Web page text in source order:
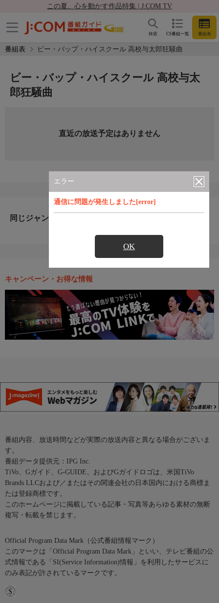
この夏、心を動かす作品特集 | J:COM TV
CS番組一覧 番組表
検索
番組表 ビー・バップ・ハイスクール 高校与太郎狂騒曲
エラー
通信に問題が発生しました[error]
OK
ビー・バップ・ハイスクール 高校与太
郎狂騒曲
直近の放送予定はありません
同じジャンルのおすすめ番組
キャンペーン・お得な情報
番組内容、放送時間などが実際の放送内容と異なる場合がございま
す。
番組データ提供元：IPG Inc.
TiVo、Gガイド、G-GUIDE、およびGガイドロゴは、米国TiVo
Brands LLCおよび／またはその関連会社の日本国内における商標ま
たは登録商標です。
このホームページに掲載している記事・写真等あらゆる素材の無断
複写・転載を禁じます。
Official Program Data Mark（公式番組情報マーク）
このマークは「Official Program Data Mark」といい、テレビ番組の公
式情報である「SI(Service Information)情報」を利用したサービスに
のみ表記が許されているマークです。